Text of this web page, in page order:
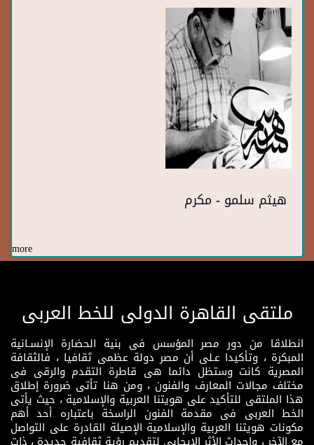
هيثم سلمو - مكرم
more
ملتقى القاهرة الدولى للخط العربى
انطلاقا من دور مصر المؤسس فى بنية الحضارة الإنسـانية
المبكرة ، وتأكيدا عـلى أن مصر دولة عظمى ثقافيا ، فالثقافة
المصرية كانت وستظل دائما هى قاطرة التقدم والرقى فى
مختلف مجالات المعارف والفنون ، ومن هنا تأتى ضرورة إطلاق
هذا الملتقى للتأكيد على هويتنا العربية والإسلامية ، حيث يأتى
الخط العربى فى مقدمة الفنون الراسخة باعتباره أحد أهم
مكونات هويتنا العربية والإسلامية الإصيلة القادرة على التواصل